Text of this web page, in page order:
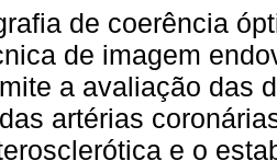
de coerência
de imagem
a avaliação das
artérias
e o